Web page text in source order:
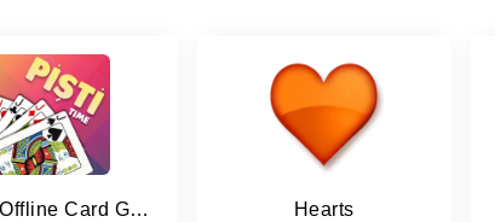
Pisti - Offline Card Games Hearts